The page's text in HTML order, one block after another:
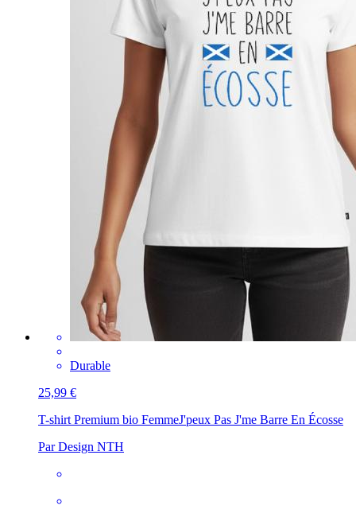
Durable
25,99 €
T-shirt Premium bio FemmeJ'peux Pas J'me Barre En Écosse
Par Design NTH